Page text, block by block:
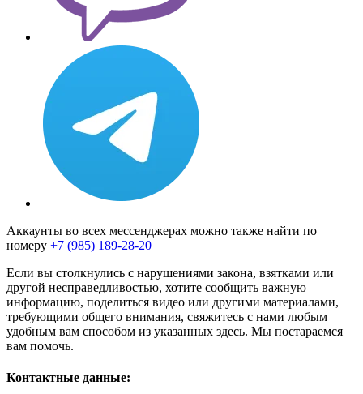
Аккаунты во всех мессенджерах можно также найти по
номеру +7 (985) 189-28-20
Если вы столкнулись с нарушениями закона, взятками или
другой несправедливостью, хотите сообщить важную
информацию, поделиться видео или другими материалами,
требующими общего внимания, свяжитесь с нами любым
удобным вам способом из указанных здесь. Мы постараемся
вам помочь.
Контактные данные: